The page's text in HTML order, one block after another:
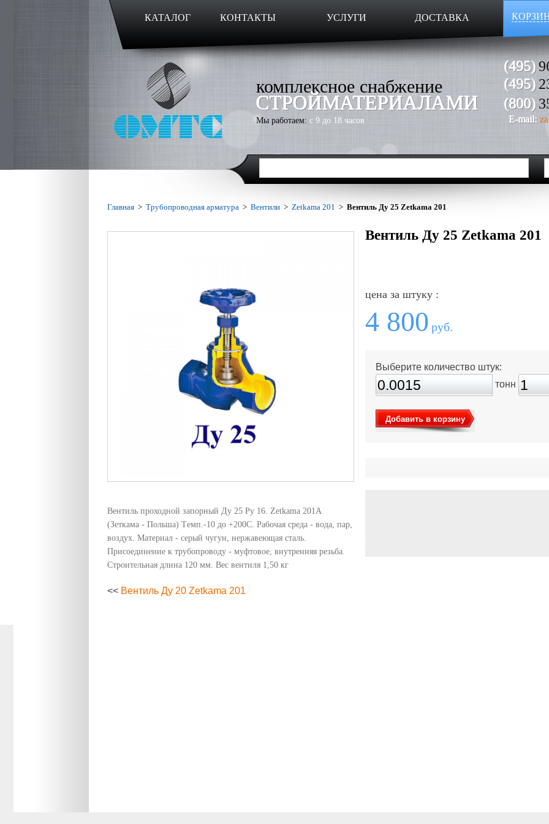
КАТАЛОГ КОНТАКТЫ УСЛУГИ ДОСТАВКА
комплексное снабжение
СТРОЙМАТЕРИАЛАМИ
Мы работаем: с 9 до 18 часов
(495)
(495)
(800)
E-mail:
Главная > Трубопроводная арматура > Вентили > Zetkama 201 > Вентиль Ду 25 Zetkama 201
Вентиль проходной запорный Ду 25 Pу 16. Zetkama 201A
(Зеткама - Польша) Tемп.-10 до +200C. Рабочая среда - вода, пар,
воздух. Материал - серый чугун, нержавеющая сталь.
Присоединение к трубопроводу - муфтовое, внутренняя резьба.
Строительная длина 120 мм. Вес вентиля 1,50 кг
Вентиль Ду 25 Zetkama 201
цена за штуку :
4 800 руб.
Выберите количество штук:
тонн
Добавить в корзину
<< Вентиль Ду 20 Zetkama 201